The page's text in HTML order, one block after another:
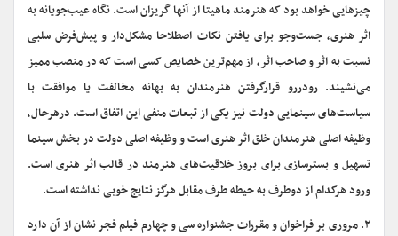
چیزهایی خواهد بود که هنرمند ماهیتا از آنها گریزان است. نگاه عیب‌جویانه به
اثر هنری، جست‌وجو برای یافتن نکات اصطلاحا مشکل‌دار و پیش‌فرض سلبی
نسبت به اثر و صاحب اثر، از مهم‌ترین خصایص کسی است که در منصب ممیز
می‌نشیند. رودررو قرارگرفتن هنرمندان به بهانه مخالفت یا موافقت با
سیاست‌های سینمایی دولت نیز یکی از تبعات منفی این اتفاق است. درهرحال،
وظیفه اصلی هنرمندان خلق اثر هنری است و وظیفه اصلی دولت در بخش سینما
تسهیل و بسترسازی برای بروز خلاقیت‌های هنرمند در قالب اثر هنری است.
ورود هرکدام از دوطرف به حیطه طرف مقابل هرگز نتایج خوبی نداشته است.
۲. مروری بر فراخوان و مقررات جشنواره سی و چهارم فیلم فجر نشان از آن دارد